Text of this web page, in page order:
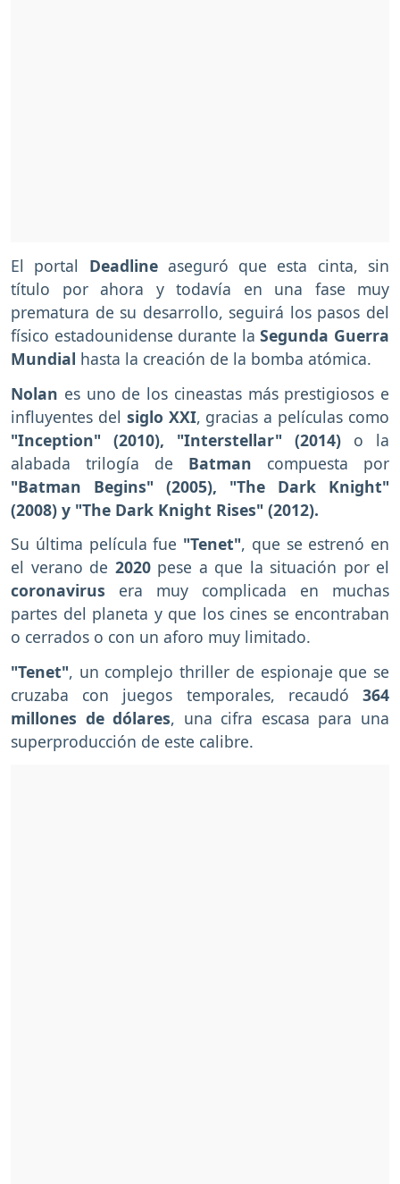
El portal Deadlineaseguró que esta cinta, sin
título por ahora y todavía en una fase muy
prematura de su desarrollo, seguirá los pasos del
físico estadounidense durante laSegunda Guerra
Mundial hasta la creación de la bomba atómica.
Nolan es uno de los cineastas más prestigiosos e
influyentes del siglo XXI, gracias a películas como
"Inception" (2010), "Interstellar" (2014) o la
alabada trilogía de Batman compuesta por
"Batman Begins" (2005), "The Dark Knight"
(2008) y "The Dark Knight Rises" (2012).
Su última película fue "Tenet", que se estrenó en
el verano de 2020pese a que la situación por el
coronavirus era muy complicada en muchas
partes del planeta y que los cines se encontraban
o cerrados o con un aforo muy limitado.
"Tenet", un complejo thriller de espionaje que se
cruzaba con juegos temporales, recaudó 364
millones de dólares, una cifra escasa para una
superproducción de este calibre.